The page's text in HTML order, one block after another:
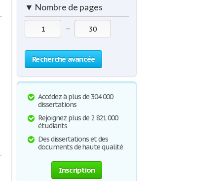
▼ Nombre de pages
—
Recherche avancée
Accédez à plus de 304 000
dissertations
Rejoignez plus de 2 821 000
étudiants
Des dissertations et des
documents de haute qualité
Inscription